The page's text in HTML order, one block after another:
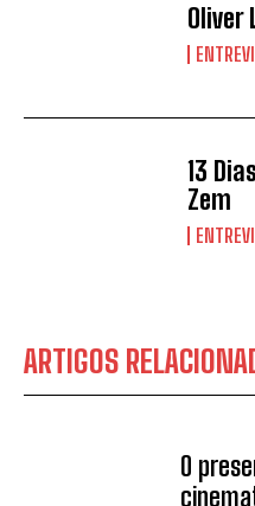
Oliver
13
Zem
ARTIGOS
O